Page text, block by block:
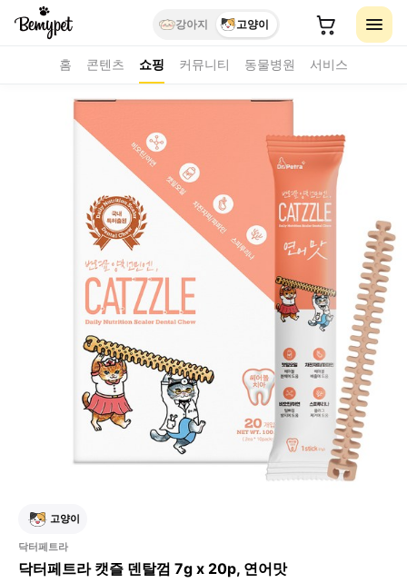
강아지 고양이
홈 콘텐츠 쇼핑 커뮤니티 동물병원 서비스
고양이
닥터페트라
닥터페트라 캣즐 덴탈껌 7g x 20p, 연어맛